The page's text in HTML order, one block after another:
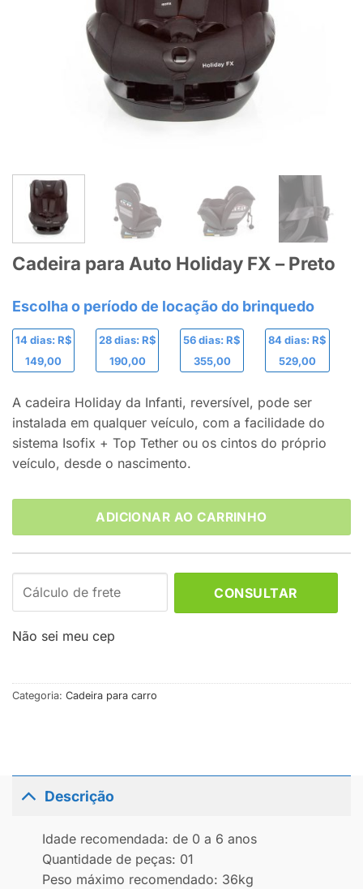
Cadeira para Auto Holiday FX – Preto
14 dias: R$
149,00
28 dias: R$
190,00
56 dias: R$
355,00
84 dias: R$
529,00
A cadeira Holiday da Infanti, reversível, pode ser
instalada em qualquer veículo, com a facilidade do
sistema Isofix + Top Tether ou os cintos do próprio
veículo, desde o nascimento.
ADICIONAR AO CARRINHO
CONSULTAR
Não sei meu cep
Categoria: Cadeira para carro
Descrição
Idade recomendada: de 0 a 6 anos
Quantidade de peças: 01
Peso máximo recomendado: 36kg